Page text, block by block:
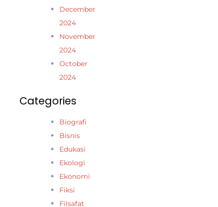
December
2024
November
2024
October
2024
Categories
Biografi
Bisnis
Edukasi
Ekologi
Ekonomi
Fiksi
Filsafat